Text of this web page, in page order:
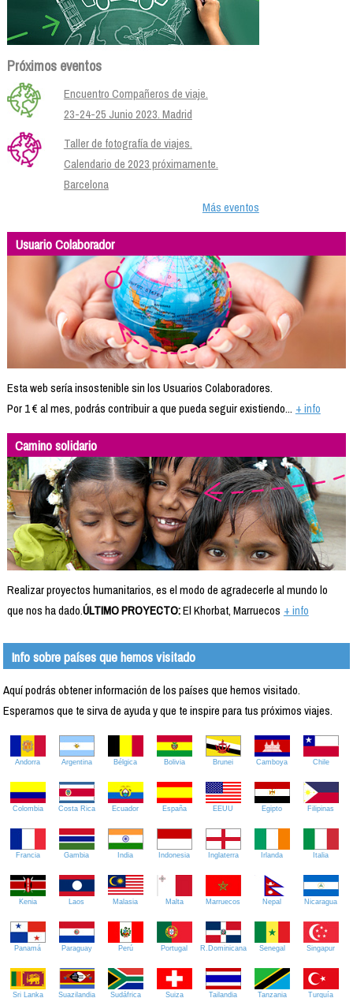
Próximos eventos
Encuentro Compañeros de viaje.
23-24-25 Junio 2023. Madrid
Taller de fotografía de viajes.
Calendario de 2023 próximamente.
Barcelona
Más eventos
Usuario Colaborador
Esta web sería insostenible sin los Usuarios Colaboradores.
Por 1 € al mes, podrás contribuir a que pueda seguir existiendo... + info
Camino solidario
Realizar proyectos humanitarios, es el modo de agradecerle al mundo lo
que nos ha dado.ÚLTIMO PROYECTO:El Khorbat, Marruecos + info
Info sobre países que hemos visitado
Aquí podrás obtener información de los países que hemos visitado.
Esperamos que te sirva de ayuda y que te inspire para tus próximos viajes.
Andorra Argentina Bélgica Bolivia Brunei Camboya Chile
Colombia Costa Rica Ecuador España EEUU Egipto Filipinas
Francia Gambia India Indonesia Inglaterra Irlanda Italia
Kenia Laos Malasia Malta Marruecos Nepal Nicaragua
Panamá Paraguay Perú Portugal R.Dominicana Senegal Singapur
Sri Lanka Suazilandia Sudáfrica Suiza Tailandia Tanzania Turquía